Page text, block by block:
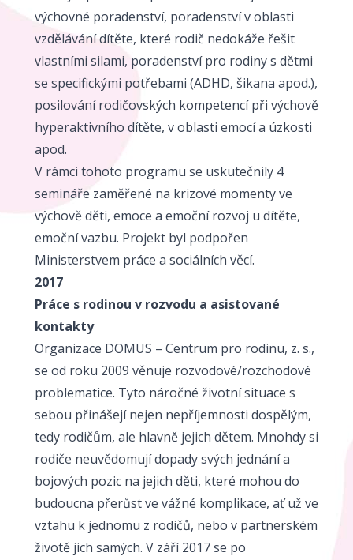
výchovné poradenství, poradenství v oblasti
vzdělávání dítěte, které rodič nedokáže řešit
vlastními silami, poradenství pro rodiny s dětmi
se specifickými potřebami (ADHD, šikana apod.),
posilování rodičovských kompetencí při výchově
hyperaktivního dítěte, v oblasti emocí a úzkosti
apod.
V rámci tohoto programu se uskutečnily 4
semináře zaměřené na krizové momenty ve
výchově děti, emoce a emoční rozvoj u dítěte,
emoční vazbu. Projekt byl podpořen
Ministerstvem práce a sociálních věcí.
2017
Práce s rodinou v rozvodu a asistované
kontakty
Organizace DOMUS – Centrum pro rodinu, z. s.,
se od roku 2009 věnuje rozvodové/rozchodové
problematice. Tyto náročné životní situace s
sebou přinášejí nejen nepříjemnosti dospělým,
tedy rodičům, ale hlavně jejich dětem. Mnohdy si
rodiče neuvědomují dopady svých jednání a
bojových pozic na jejich děti, které mohou do
budoucna přerůst ve vážné komplikace, ať už ve
vztahu k jednomu z rodičů, nebo v partnerském
životě jich samých. V září 2017 se po